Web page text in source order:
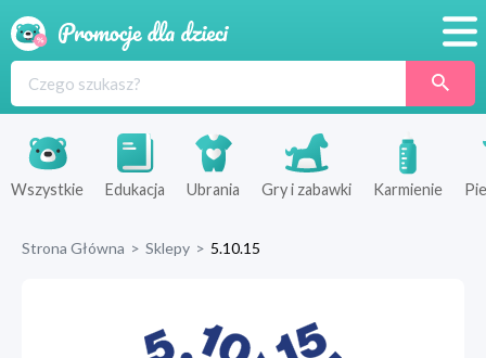
Produkty
Sklepy
Wszystkie Edukacja Ubrania Gry i zabawki Karmienie
Strona Główna > Sklepy > 5.10.15